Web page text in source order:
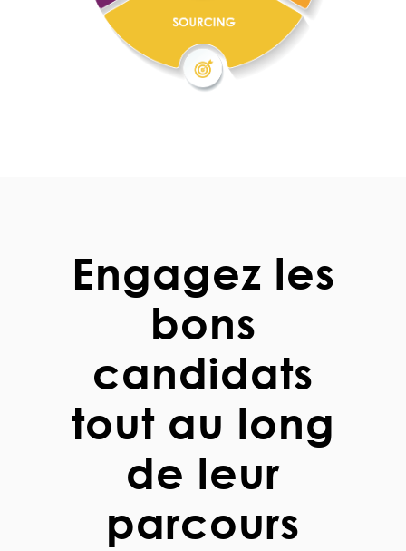
Engagez les
bons
candidats
tout au long
de leur
parcours